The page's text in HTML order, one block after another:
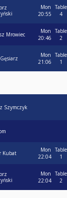
Mon
20:55
Table
4
Mrowiec
Mon
20:46
Table
2
Mon
21:06
Table
1
Szymczyk
Kubat
Mon
22:04
Table
1
Mon
22:04
Table
2